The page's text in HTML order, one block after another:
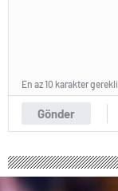
Gönder
En az 10 karakter gerekli